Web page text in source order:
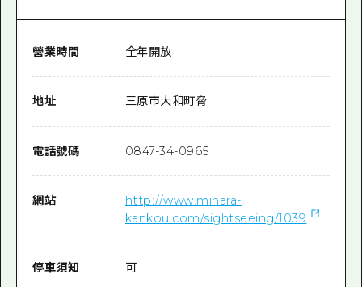
營業時間 全年開放
地址 三原市大和町脅
電話號碼 0847-34-0965
網站
http://www.mihara-
kankou.com/sightseeing/1039
停車須知 可